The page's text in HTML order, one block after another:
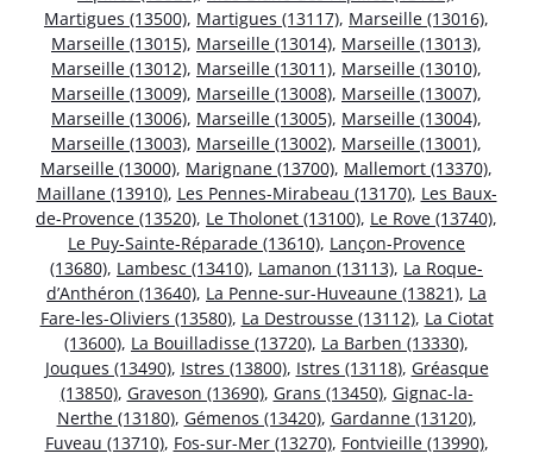
Martigues (13500), Martigues (13117), Marseille (13016),
Marseille (13015), Marseille (13014), Marseille (13013),
Marseille (13012), Marseille (13011), Marseille (13010),
Marseille (13009), Marseille (13008), Marseille (13007),
Marseille (13006), Marseille (13005), Marseille (13004),
Marseille (13003), Marseille (13002), Marseille (13001),
Marseille (13000), Marignane (13700), Mallemort (13370),
Maillane (13910), Les Pennes-Mirabeau (13170), Les Baux-
de-Provence (13520), Le Tholonet (13100), Le Rove (13740),
Le Puy-Sainte-Réparade (13610), Lançon-Provence
(13680), Lambesc (13410), Lamanon (13113), La Roque-
d’Anthéron (13640), La Penne-sur-Huveaune (13821), La
Fare-les-Oliviers (13580), La Destrousse (13112), La Ciotat
(13600), La Bouilladisse (13720), La Barben (13330),
Jouques (13490), Istres (13800), Istres (13118), Gréasque
(13850), Graveson (13690), Grans (13450), Gignac-la-
Nerthe (13180), Gémenos (13420), Gardanne (13120),
Fuveau (13710), Fos-sur-Mer (13270), Fontvieille (13990),